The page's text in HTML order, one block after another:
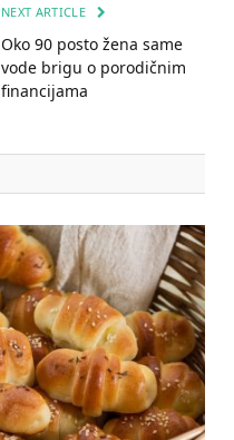
NEXT ARTICLE
Oko 90 posto žena same
vode brigu o porodičnim
financijama